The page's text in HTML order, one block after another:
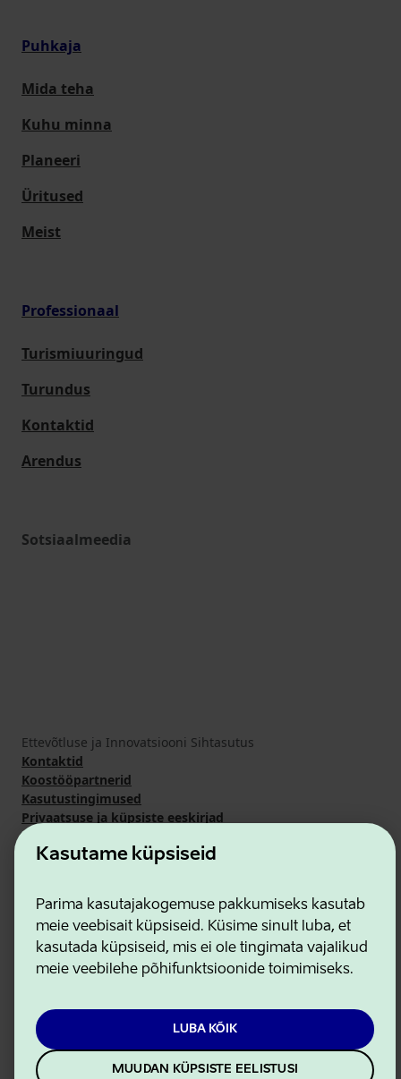
Kasutame küpsiseid
Parima kasutajakogemuse pakkumiseks kasutab
meie veebisait küpsiseid. Küsime sinult luba, et
kasutada küpsiseid, mis ei ole tingimata vajalikud
meie veebilehe põhifunktsioonide toimimiseks.
LUBA KÕIK
MUUDAN KÜPSISTE EELISTUSI
Puhkaja
Mida teha
Kuhu minna
Planeeri
Üritused
Meist
Professionaal
Turismiuuringud
Turundus
Kontaktid
Arendus
Sotsiaalmeedia
Ettevõtluse ja Innovatsiooni Sihtasutus
Kontaktid
Koostööpartnerid
Kasutustingimused
Privaatsuse ja küpsiste eeskirjad